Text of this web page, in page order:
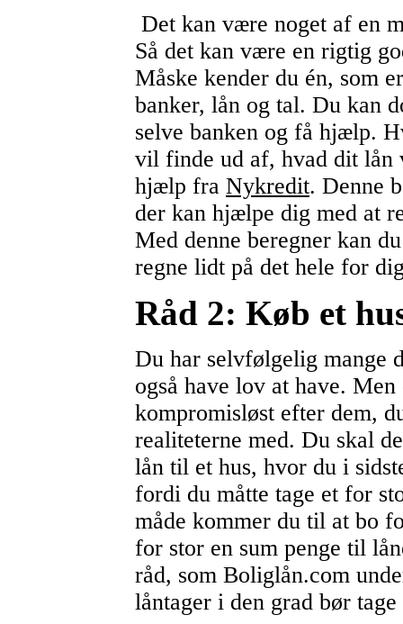
Det kan være noget af en
Så det kan være en rigtig
Måske kender du én, som
banker, lån og tal. Du kan
selve banken og få hjælp.
vil finde ud af, hvad dit lån
hjælp fra Nykredit. Denne
der kan hjælpe dig med at
Med denne beregner kan
regne lidt på det hele for
Råd 2: Køb et
Du har selvfølgelig mange
også have lov at have.
kompromisløst efter dem,
realiteterne med. Du skal
lån til et hus, hvor du i
fordi du måtte tage et for
måde kommer du til at bo
for stor en sum penge til
råd, som Boliglån.com
låntager i den grad bør